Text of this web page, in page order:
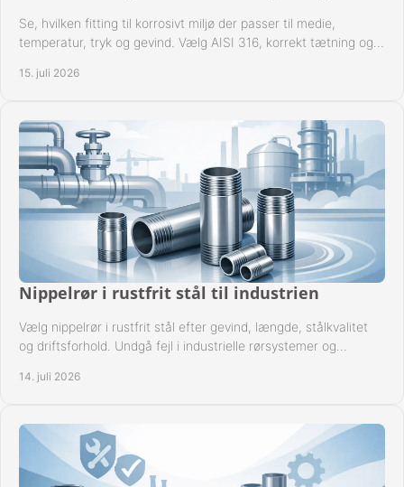
Se, hvilken fitting til korrosivt miljø der passer til medie,
temperatur, tryk og gevind. Vælg AISI 316, korrekt tætning og
15. juli 2026
Nippelrør i rustfrit stål til industrien
Vælg nippelrør i rustfrit stål efter gevind, længde, stålkvalitet
og driftsforhold. Undgå fejl i industrielle rørsystemer og
14. juli 2026